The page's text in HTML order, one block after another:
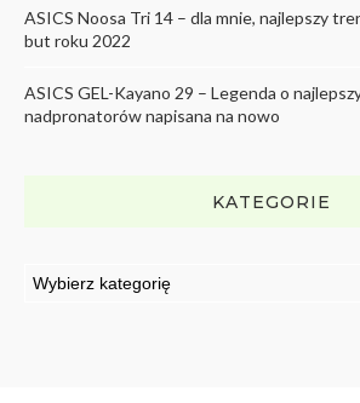
ASICS Noosa Tri 14 – dla mnie, najlepszy
but roku 2022
ASICS GEL-Kayano 29 – Legenda o
nadpronatorów napisana na nowo
KATEGORIE